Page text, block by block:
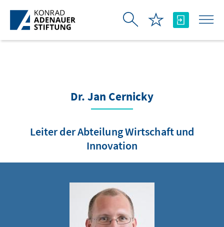
Zum Hauptinhalt springen
Dr. Jan Cernicky
Leiter der Abteilung Wirtschaft und
Innovation